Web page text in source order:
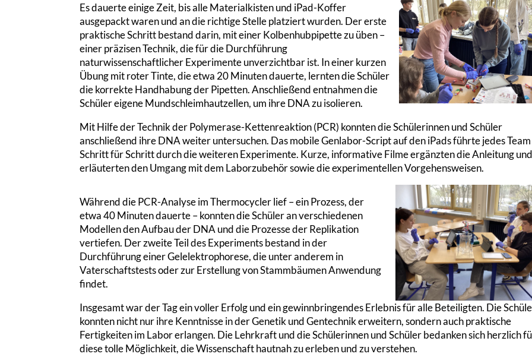
Es dauerte einige Zeit, bis alle Materialkisten und iPad-Koffer
ausgepackt waren und an die richtige Stelle platziert wurden. Der erste
praktische Schritt bestand darin, mit einer Kolbenhubpipette zu üben –
einer präzisen Technik, die für die Durchführung
naturwissenschaftlicher Experimente unverzichtbar ist. In einer kurzen
Übung mit roter Tinte, die etwa 20 Minuten dauerte, lernten die Schüler
die korrekte Handhabung der Pipetten. Anschließend entnahmen die
Schüler eigene Mundschleimhautzellen, um ihre DNA zu isolieren.
Mit Hilfe der Technik der Polymerase-Kettenreaktion (PCR) konnten die Schülerinnen und Schüler
anschließend ihre DNA weiter untersuchen. Das mobile Genlabor-Script auf den iPads führte jedes Team
Schritt für Schritt durch die weiteren Experimente. Kurze, informative Filme ergänzten die Anleitung
erläuterten den Umgang mit dem Laborzubehör sowie die experimentellen Vorgehensweisen.
Während die PCR-Analyse im Thermocycler lief – ein Prozess, der
etwa 40 Minuten dauerte – konnten die Schüler an verschiedenen
Modellen den Aufbau der DNA und die Prozesse der Replikation
vertiefen. Der zweite Teil des Experiments bestand in der
Durchführung einer Gelelektrophorese, die unter anderem in
Vaterschaftstests oder zur Erstellung von Stammbäumen Anwendung
findet.
Insgesamt war der Tag ein voller Erfolg und ein gewinnbringendes Erlebnis für alle Beteiligten. Die
konnten nicht nur ihre Kenntnisse in der Genetik und Gentechnik erweitern, sondern auch praktische
Fertigkeiten im Labor erlangen. Die Lehrkraft und die Schülerinnen und Schüler bedanken sich herzlich
diese tolle Möglichkeit, die Wissenschaft hautnah zu erleben und zu verstehen.